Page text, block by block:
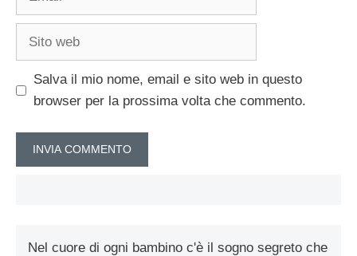
Sito
Salva il mio nome, email e sito web in questo
browser per la prossima volta che commento.
Nel cuore di ogni bambino c'è il sogno segreto che